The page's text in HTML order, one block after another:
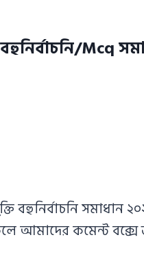
Mcq
সমাধান
আমাদের কমেন্ট বক্সে